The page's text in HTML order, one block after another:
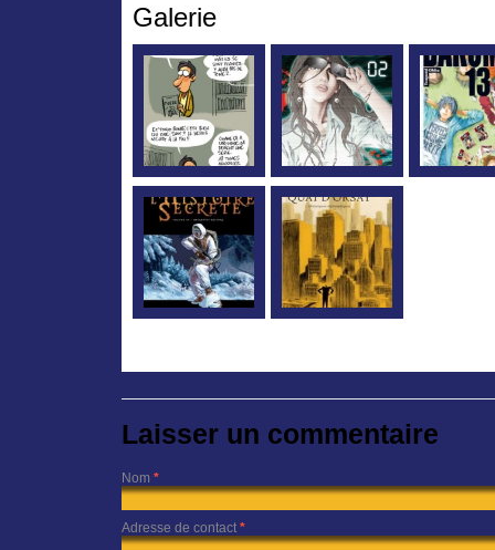
Galerie
Laisser un commentaire
Nom *
Adresse de contact *